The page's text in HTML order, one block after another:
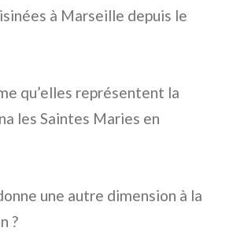
à Marseille depuis le
qu’elles représentent la
les Saintes Maries en
une autre dimension à la
?